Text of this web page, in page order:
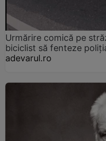
Urmărire comică pe
biciclist să fenteze
adevarul.ro